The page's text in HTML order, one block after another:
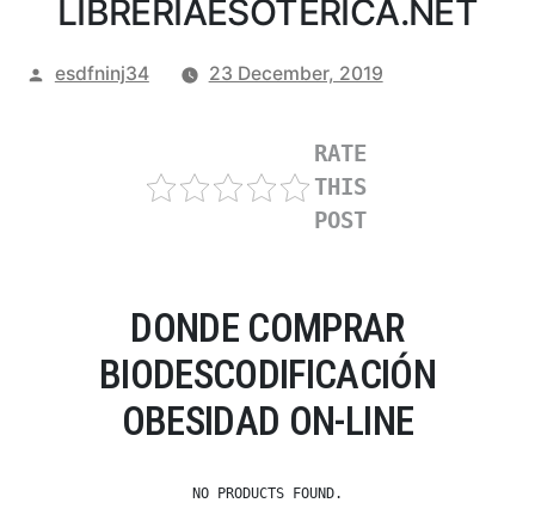
LIBRERIAESOTERICA.NET
Posted
esdfninj34 23 December, 2019
RATE
THIS
POST
DONDE COMPRAR
BIODESCODIFICACIÓN
OBESIDAD ON-LINE
NO PRODUCTS FOUND.